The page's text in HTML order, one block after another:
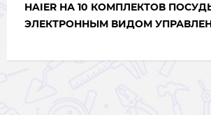
HAIER НА 10 КОМПЛЕКТОВ
ЭЛЕКТРОННЫМ ВИДОМ